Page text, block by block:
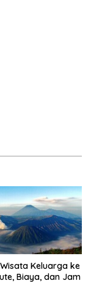
Keluarga ke
Biaya, dan Jam